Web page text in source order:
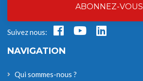
ABONNEZ-VOUS
Suivez nous:
NAVIGATION
Qui sommes-nous ?